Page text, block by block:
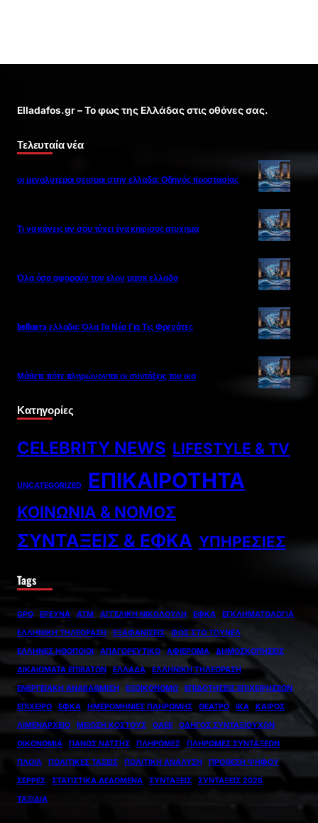
Elladafos.gr – Το φως της Ελλάδας στις οθόνες σας.
Τελευταία νέα
οι μεγαλυτεροι σεισμοι στην ελλαδα: Οδηγός προστασίας
Τι να κάνεις αν σου τύχει ένα κηφισος ατυχημα
Όλα όσα αφορούν τον ελον μασκ ελλαδα
belharra ελλαδα: Όλα Τα Νέα Για Τις Φρεγάτες
Μάθετε πότε πληρώνονται οι συντάξεις του ικα
Κατηγορίες
CELEBRITY NEWS LIFESTYLE & TV
UNCATEGORIZED ΕΠΙΚΑΙΡΌΤΗΤΑ
ΚΟΙΝΩΝΊΑ & ΝΌΜΟΣ
ΣΥΝΤΆΞΕΙΣ & ΕΦΚΑ ΥΠΗΡΕΣΊΕΣ
Tags
GPO ΈΡΕΥΝΑ ΑΤΜ ΑΓΓΕΛΙΚΉ ΝΙΚΟΛΟΎΛΗ ΕΦΚΑ
ΕΓΚΛΗΜΑΤΟΛΟΓΊΑ
ΕΛΛΗΝΙΚΉ ΤΗΛΕΌΡΑΣΗ
ΕΞΑΦΑΝΊΣΕΙΣ
ΦΩΣ ΣΤΟ ΤΟΎΝΕΛ
ΈΛΛΗΝΕΣ ΗΘΟΠΟΙΟΊ
ΑΠΑΓΟΡΕΥΤΙΚΌ ΑΦΙΈΡΩΜΑ
ΔΗΜΟΣΚΟΠΉΣΕΙΣ
ΔΙΚΑΙΏΜΑΤΑ ΕΠΙΒΑΤΏΝ
ΕΛΛΆΔΑ
ΕΛΛΗΝΙΚΉ ΤΗΛΕΌΡΑΣΗ
ΕΝΕΡΓΕΙΑΚΉ ΑΝΑΒΆΘΜΙΣΗ
ΕΞΟΙΚΟΝΟΜΩ
ΕΠΙΔΟΤΉΣΕΙΣ ΕΠΙΧΕΙΡΉΣΕΩΝ
ΕΠΙΧΕΙΡΏ
ΕΦΚΑ ΗΜΕΡΟΜΗΝΊΕΣ ΠΛΗΡΩΜΉΣ ΘΈΑΤΡΟ ΙΚΑ
ΚΑΙΡΌΣ
ΛΙΜΕΝΑΡΧΕΊΟ
ΜΕΊΩΣΗ ΚΌΣΤΟΥΣ ΟΑΕΕ
ΟΔΗΓΌΣ ΣΥΝΤΑΞΙΟΎΧΩΝ
ΟΙΚΟΝΟΜΊΑ
ΠΆΝΟΣ ΝΆΤΣΗΣ ΠΛΗΡΩΜΈΣ
ΠΛΗΡΩΜΈΣ ΣΥΝΤΆΞΕΩΝ
ΠΛΟΊΑ
ΠΟΛΙΤΙΚΈΣ ΤΆΣΕΙΣ ΠΟΛΙΤΙΚΉ ΑΝΆΛΥΣΗ
ΠΡΌΘΕΣΗ ΨΉΦΟΥ
ΣΈΡΡΕΣ
ΣΤΑΤΙΣΤΙΚΆ ΔΕΔΟΜΈΝΑ ΣΥΝΤΆΞΕΙΣ
ΣΥΝΤΆΞΕΙΣ 2026
ΤΑΞΊΔΙΑ